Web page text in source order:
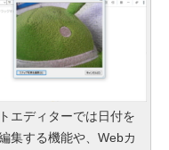
エディターでは日付を
集する機能や、Webカ